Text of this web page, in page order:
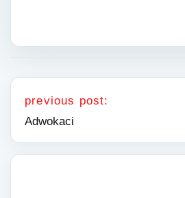
Nawigacja wpisu
previous post:
Adwokaci